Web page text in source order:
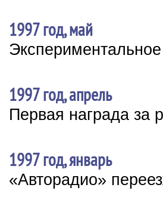
1997 год, май
1997 год, апрель
Первая награда за
1997 год, январь
«Авторадио»